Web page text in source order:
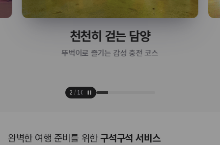
천천히 걷는 담양
뚜벅이로 즐기는 감성 충전 코스
2 / 10
완벽한 여행 준비를 위한구석구석 서비스